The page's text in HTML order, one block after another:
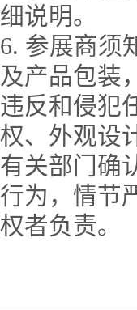
细说明。
6. 参展商须
及产品包装
违反和侵犯
权、外观设
有关部门确
行为，情节
权者负责。